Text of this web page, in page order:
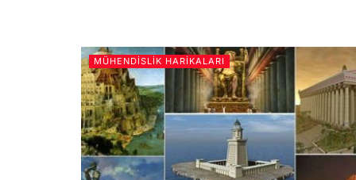
MÜHENDISLIK HARIKALARI